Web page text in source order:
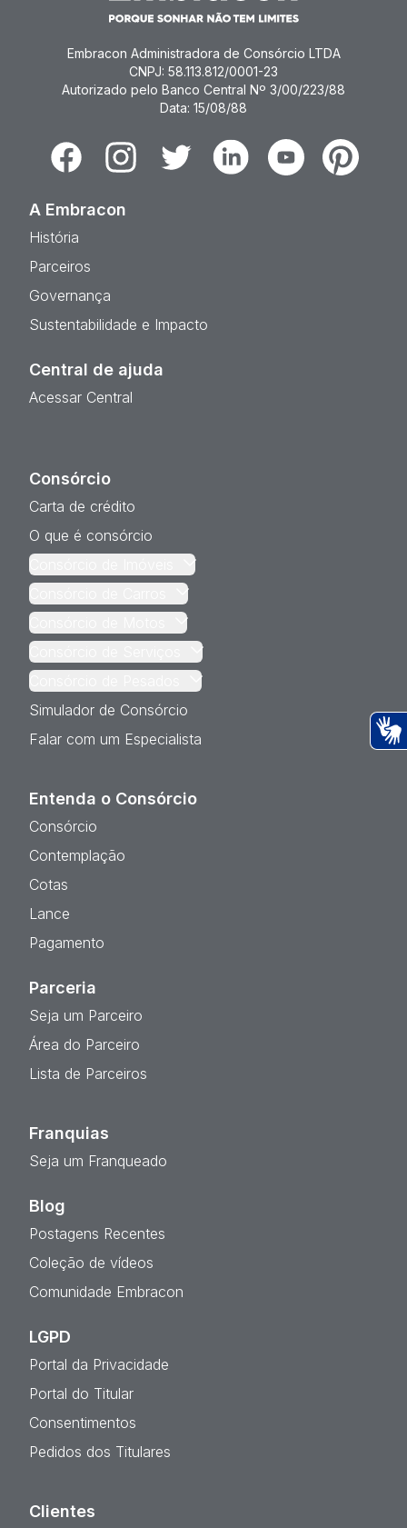
Embracon Administradora de Consórcio LTDA
CNPJ: 58.113.812/0001-23
Autorizado pelo Banco Central Nº 3/00/223/88
Data: 15/08/88
FacebookInstagramTwitter LinkedinYoutubePinterest
A Embracon
História
Parceiros
Governança
Sustentabilidade e Impacto
Central de ajuda
Acessar Central
Consórcio
Carta de crédito
O que é consórcio
Consórcio de Imóveis
Consórcio de Carros
Consórcio de Motos
Consórcio de Serviços
Consórcio de Pesados
Simulador de Consórcio
Falar com um Especialista
Entenda o Consórcio
Consórcio
Contemplação
Cotas
Lance
Pagamento
Parceria
Seja um Parceiro
Área do Parceiro
Lista de Parceiros
Franquias
Seja um Franqueado
Blog
Postagens Recentes
Coleção de vídeos
Comunidade Embracon
LGPD
Portal da Privacidade
Portal do Titular
Consentimentos
Pedidos dos Titulares
Clientes